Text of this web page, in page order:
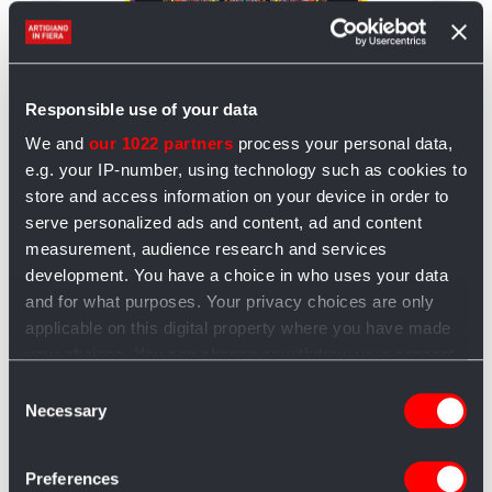
Responsible use of your data
We and our 1022 partners process your personal data,
e.g. your IP-number, using technology such as cookies to
store and access information on your device in order to
serve personalized ads and content, ad and content
measurement, audience research and services
development. You have a choice in who uses your data
and for what purposes. Your privacy choices are only
applicable on this digital property where you have made
the Privacy trigger icon.
Selection
Necessary
Preferences
Quadro large con disegno
47x35cm
È un quadro in velluto da colorare,
dimensioni ...